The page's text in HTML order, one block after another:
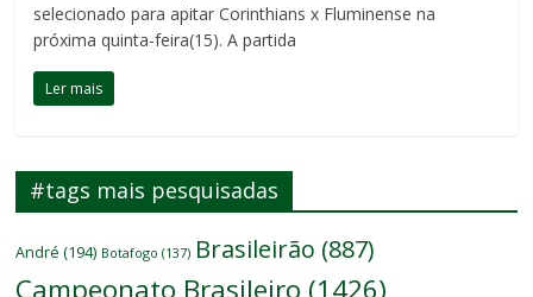
selecionado para apitar Corinthians x Fluminense na
próxima quinta-feira(15). A partida
Ler mais
#tags mais pesquisadas
André (194) Botafogo (137) Brasileirão (887)
Campeonato Brasileiro (1426)